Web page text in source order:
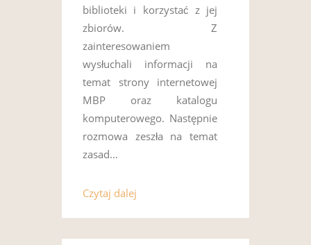
biblioteki i korzystać z jej
zbiorów. Z
zainteresowaniem
wysłuchali informacji na
temat strony internetowej
MBP oraz katalogu
komputerowego. Następnie
rozmowa zeszła na temat
zasad…
Czytaj dalej